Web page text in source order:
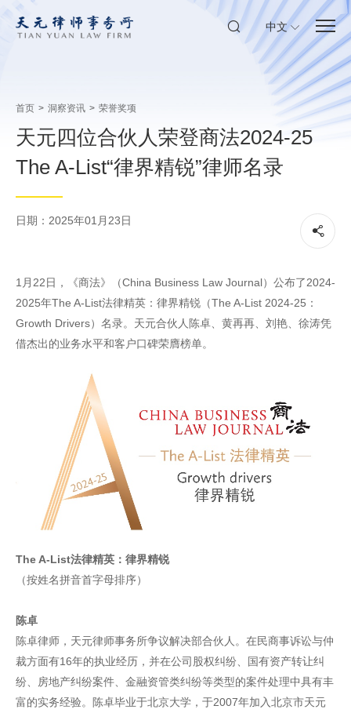
中文
首页 > 洞察资讯 > 荣誉奖项
天元四位合伙人荣登商法2024-25
The A-List“律界精锐”律师名录
日期：2025年01月23日
1月22日，《商法》（China Business Law Journal）公布了2024-
2025年The A-List法律精英：律界精锐（The A-List 2024-25：
Growth Drivers）名录。天元合伙人陈卓、黄再再、刘艳、徐涛凭
借杰出的业务水平和客户口碑荣膺榜单。
The A-List法律精英：律界精锐
（按姓名拼音首字母排序）
陈卓
陈卓律师，天元律师事务所争议解决部合伙人。在民商事诉讼与仲
裁方面有16年的执业经历，并在公司股权纠纷、国有资产转让纠
纷、房地产纠纷案件、金融资管类纠纷等类型的案件处理中具有丰
富的实务经验。陈卓毕业于北京大学，于2007年加入北京市天元